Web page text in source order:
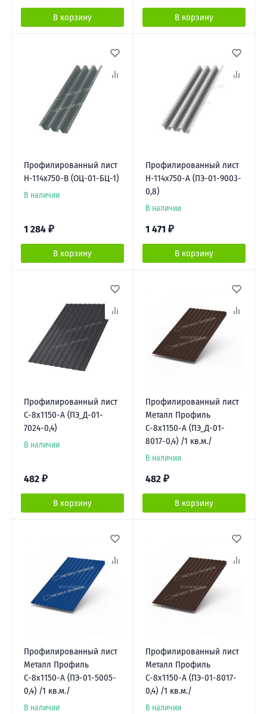
В корзину В корзину
Профилированный лист
Н-114х750-B (ОЦ-01-БЦ-1)
В наличии
1 284 ₽
В корзину
Профилированный лист
Н-114х750-A (ПЭ-01-9003-
0,8)
В наличии
1 471 ₽
В корзину
Профилированный лист
С-8х1150-A (ПЭ_Д-01-
7024-0,4)
В наличии
482 ₽
В корзину
Профилированный лист
Металл Профиль
С-8х1150-A (ПЭ_Д-01-
8017-0,4) /1 кв.м./
В наличии
482 ₽
В корзину
Профилированный лист
Металл Профиль
С-8х1150-A (ПЭ-01-5005-
0,4) /1 кв.м./
В наличии
Профилированный лист
Металл Профиль
С-8х1150-A (ПЭ-01-8017-
0,4) /1 кв.м./
В наличии